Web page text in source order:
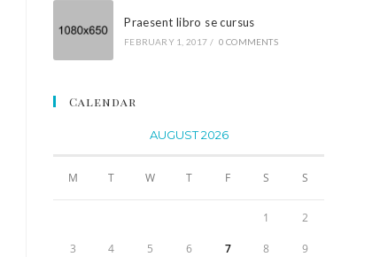
Praesent libro se cursus
FEBRUARY 1, 2017 / 0 COMMENTS
Calendar
AUGUST 2026
M T W T F S S
1 2
3 4 5 6 7 8 9